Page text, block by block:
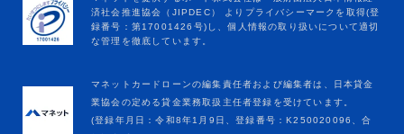
マネットカードローンの編集責任者および編集者は、日本貸金
業協会の定める貸金業務取扱主任者登録を受けています。
(登録年月日：令和8年1月9日、登録番号：K250020096、合